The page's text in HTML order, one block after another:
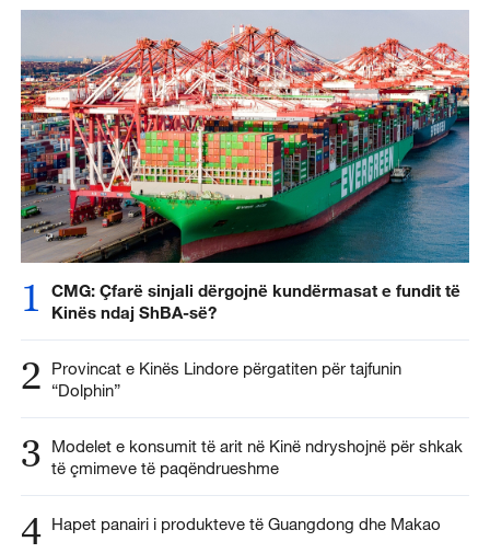
1
CMG: Çfarë sinjali dërgojnë kundërmasat e fundit të
Kinës ndaj ShBA-së?
2
Provincat e Kinës Lindore përgatiten për tajfunin
“Dolphin”
3
Modelet e konsumit të arit në Kinë ndryshojnë për shkak
të çmimeve të paqëndrueshme
4 Hapet panairi i produkteve të Guangdong dhe Makao